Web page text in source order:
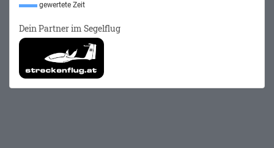
gewertete Zeit
Dein Partner im Segelflug